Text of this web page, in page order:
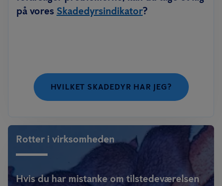
på vores Skadedyrsindikator?
HVILKET SKADEDYR HAR JEG?
Rotter i virksomheden
Hvis du har mistanke om tilstedeværelsen